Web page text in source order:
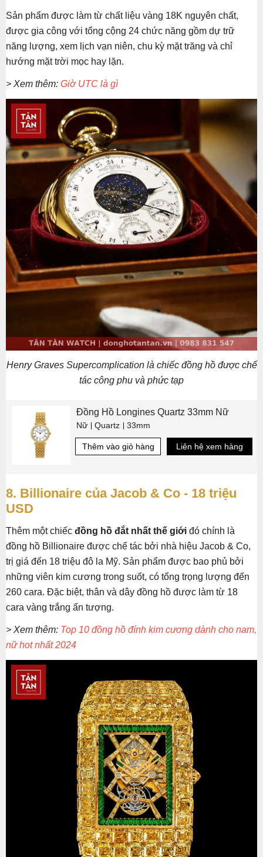
Sản phẩm được làm từ chất liệu vàng 18K nguyên chất,
được gia công với tổng cộng 24 chức năng gồm dự trữ
năng lượng, xem lịch vạn niên, chu kỳ mặt trăng và chỉ
hướng mặt trời mọc hay lặn.
> Xem thêm: Giờ UTC là gì
Henry Graves Supercomplication là chiếc đồng hồ được chế
tác công phu và phức tạp
Đồng Hồ Longines Quartz 33mm Nữ
Nữ Quartz 33mm
Thêm vào giỏ hàng Liên hệ xem hàng
8. Billionaire của Jacob & Co - 18 triệu
USD
Thêm một chiếc đồng hồ đắt nhất thế giới đó chính là
đồng hồ Billionaire được chế tác bởi nhà hiệu Jacob & Co,
trị giá đến 18 triệu đô la Mỹ. Sản phẩm được bao phủ bởi
những viên kim cương trong suốt, có tổng trọng lượng đến
260 cara. Đặc biệt, thân và dây đồng hồ được làm từ 18
cara vàng trắng ấn tượng.
> Xem thêm: Top 10 đồng hồ đính kim cương dành cho nam,
nữ hot nhất 2024